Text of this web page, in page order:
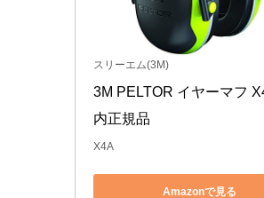
スリーエム(3M)
3M PELTOR イヤーマフ
内正規品
X4A
Amazonで見る